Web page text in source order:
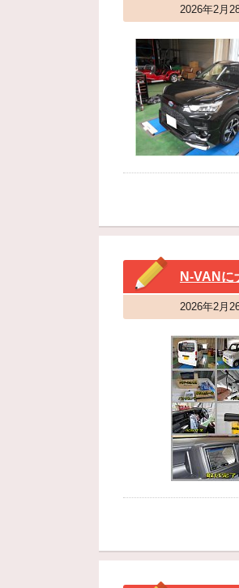
2026年2月
N-VANに
2026年2月